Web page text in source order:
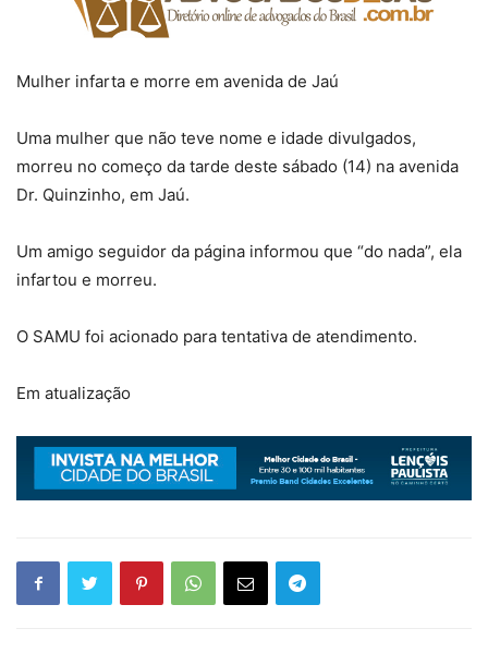
Mulher infarta e morre em avenida de Jaú
Uma mulher que não teve nome e idade divulgados,
morreu no começo da tarde deste sábado (14) na avenida
Dr. Quinzinho, em Jaú.
Um amigo seguidor da página informou que “do nada”, ela
infartou e morreu.
O SAMU foi acionado para tentativa de atendimento.
Em atualização